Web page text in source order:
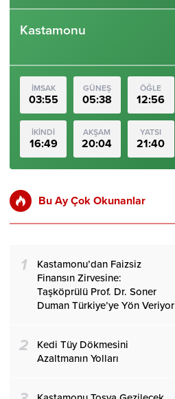
Kastamonu
İMSAK
03:55
GÜNEŞ
05:38
ÖĞLE
12:56
İKİNDİ
16:49
AKŞAM
20:04
YATSI
21:40
Bu Ay Çok Okunanlar
1
Kastamonu’dan Faizsiz
Finansın Zirvesine:
Taşköprülü Prof. Dr. Soner
Duman Türkiye’ye Yön Veriyor
2
Kedi Tüy Dökmesini
Azaltmanın Yolları